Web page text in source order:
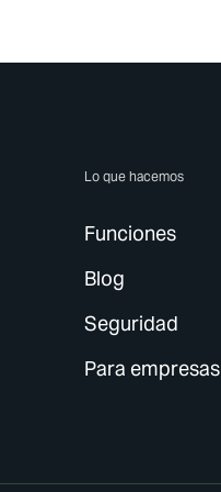
Lo que hacemos
Funciones
Blog
Seguridad
Para empresas